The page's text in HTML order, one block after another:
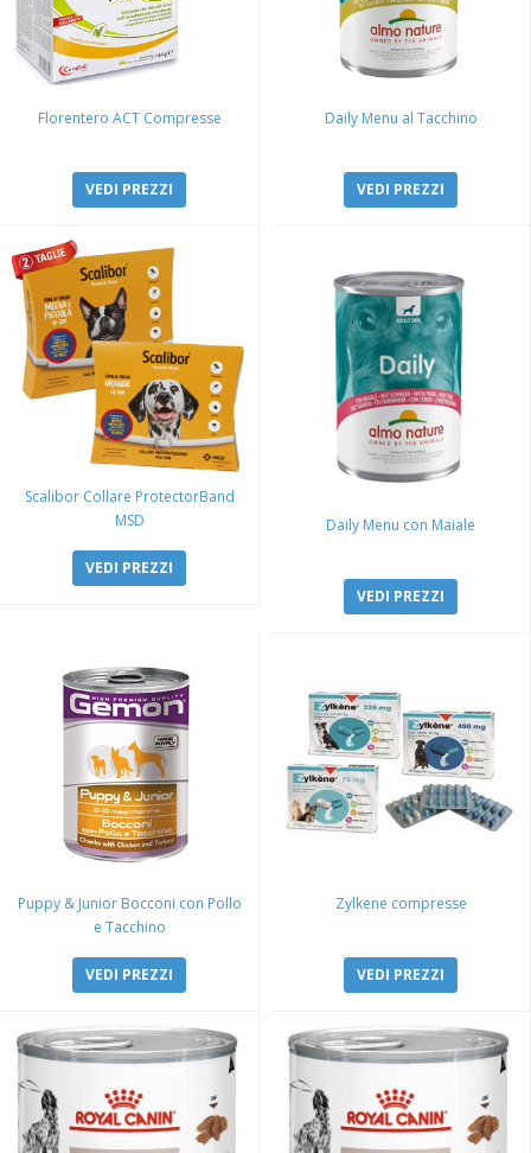
Florentero ACT Compresse
VEDI PREZZI
Daily Menu al Tacchino
VEDI PREZZI
Scalibor Collare ProtectorBand
MSD
VEDI PREZZI
Daily Menu con Maiale
VEDI PREZZI
Puppy & Junior Bocconi con Pollo
e Tacchino
VEDI PREZZI
Zylkene compresse
VEDI PREZZI